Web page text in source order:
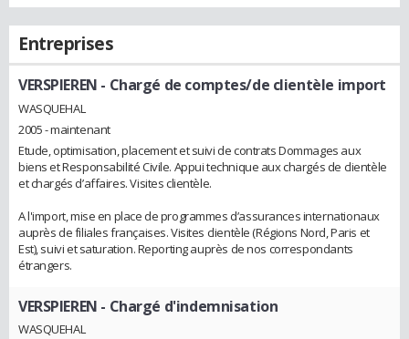
Entreprises
VERSPIEREN - Chargé de comptes/de clientèle import
WASQUEHAL
2005 - maintenant
Etude, optimisation, placement et suivi de contrats Dommages aux
biens et Responsabilité Civile. Appui technique aux chargés de clientèle
et chargés d’affaires. Visites clientèle.
A l'import, mise en place de programmes d’assurances internationaux
auprès de filiales françaises. Visites clientèle (Régions Nord, Paris et
Est), suivi et saturation. Reporting auprès de nos correspondants
étrangers.
VERSPIEREN - Chargé d'indemnisation
WASQUEHAL